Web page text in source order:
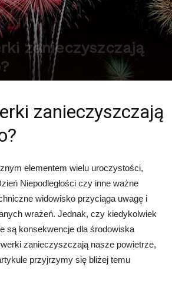
zanieczyszczają
zanieczyszczają
elementem wielu uroczystości,
Niepodległości czy inne ważne
widowisko przyciąga uwagę i
wrażeń. Jednak, czy kiedykolwiek
są konsekwencje dla środowiska
zanieczyszczają nasze powietrze,
przyjrzymy się bliżej temu